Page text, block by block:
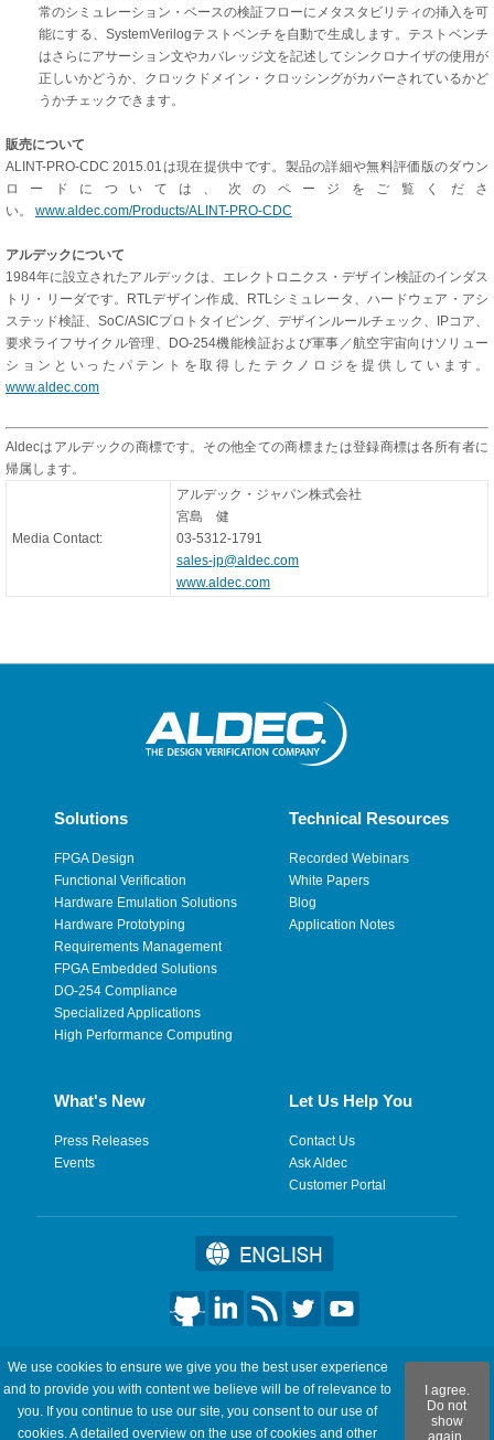
常のシミュレーション・ベースの検証フローにメタスタビリティの挿入を可
能にする、SystemVerilogテストベンチを自動で生成します。テストベンチ
はさらにアサーション文やカバレッジ文を記述してシンクロナイザの使用が
正しいかどうか、クロックドメイン・クロッシングがカバーされているかど
うかチェックできます。
販売について
ALINT-PRO-CDC 2015.01は現在提供中です。製品の詳細や無料評価版のダウン
ロードについては、次のページをご覧くださ
い。 www.aldec.com/Products/ALINT-PRO-CDC
アルデックについて
1984年に設立されたアルデックは、エレクトロニクス・デザイン検証のインダス
トリ・リーダです。RTLデザイン作成、RTLシミュレータ、ハードウェア・アシ
ステッド検証、SoC/ASICプロトタイピング、デザインルールチェック、IPコア、
要求ライフサイクル管理、DO-254機能検証および軍事／航空宇宙向けソリュー
ションといったパテントを取得したテクノロジを提供しています。
www.aldec.com
Aldecはアルデックの商標です。その他全ての商標または登録商標は各所有者に
帰属します。
Media Contact:
アルデック・ジャパン株式会社
宮島 健
03-5312-1791
sales-jp@aldec.com
www.aldec.com
Solutions
FPGA Design
Functional Verification
Hardware Emulation Solutions
Hardware Prototyping
Requirements Management
FPGA Embedded Solutions
DO-254 Compliance
Specialized Applications
High Performance Computing
Technical Resources
Recorded Webinars
White Papers
Blog
Application Notes
What's New
Press Releases
Events
Let Us Help You
Contact Us
Ask Aldec
Customer Portal
©2026 Aldec, Inc. All Rights Reserved.
Legal | Privacy | Site Map | RSS Feeds | フィードバックを送
信
We use cookies to ensure we give you the best user experience
and to provide you with content we believe will be of relevance to
you. If you continue to use our site, you consent to our use of
cookies. A detailed overview on the use of cookies and other
I agree.
Do not
show
again.